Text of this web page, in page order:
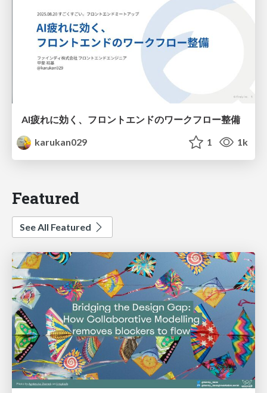
AI疲れに効く、フロントエンドのワークフロー整備
karukan029
1 1k
Featured
See All Featured